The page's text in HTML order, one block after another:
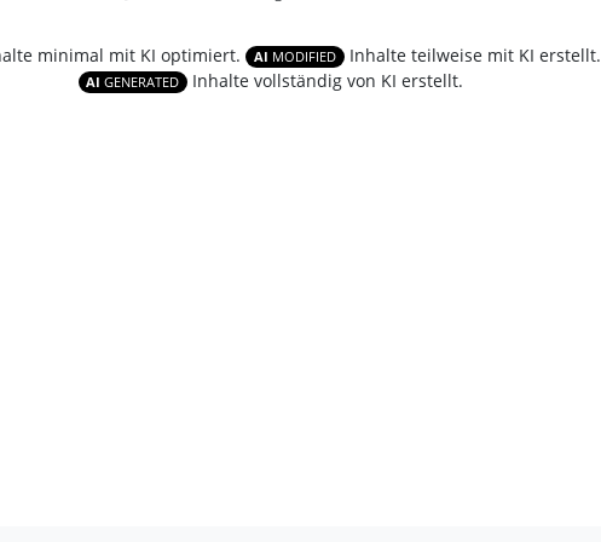
minimal mit KI optimiert. AI MODIFIED Inhalte teilweise mit KI erstellt.
AI GENERATED Inhalte vollständig von KI erstellt.